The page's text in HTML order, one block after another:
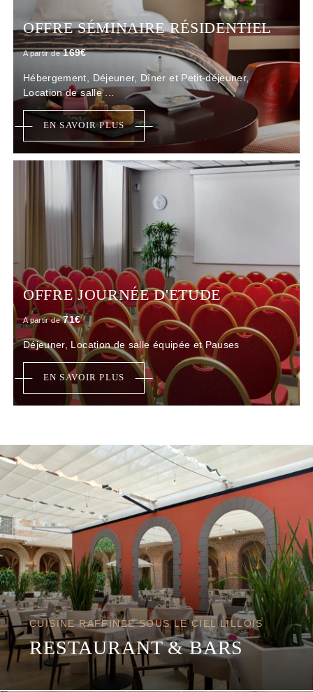
OFFRE SÉMINAIRE RÉSIDENTIEL
A partir de 169€
Hébergement, Déjeuner, Dîner et Petit-déjeuner,
Location de salle ...
EN SAVOIR PLUS
OFFRE JOURNÉE D'ETUDE
A partir de 71€
Déjeuner, Location de salle équipée et Pauses
EN SAVOIR PLUS
CUISINE RAFFINÉE SOUS LE CIEL LILLOIS
RESTAURANT & BARS